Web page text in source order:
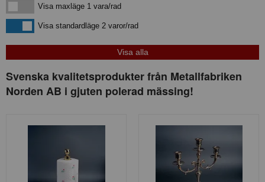
Visa maxläge 1 vara/rad
Visa maxläge 1 vara/rad
Visa standardlägeVisa standardläge 2 varor/rad
Svenska kvalitetsprodukter från Metallfabriken
Norden AB i gjuten polerad mässing!